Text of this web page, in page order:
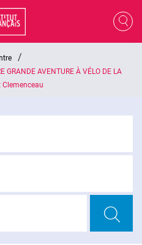
/
GRANDE AVENTURE À VÉLO DE LA
Clemenceau